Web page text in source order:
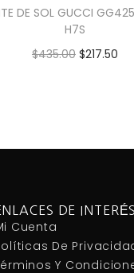
DE SOL GUCCI
H7S
$435.00 $217.50
DE INTERÉS
Cuenta
De
Y